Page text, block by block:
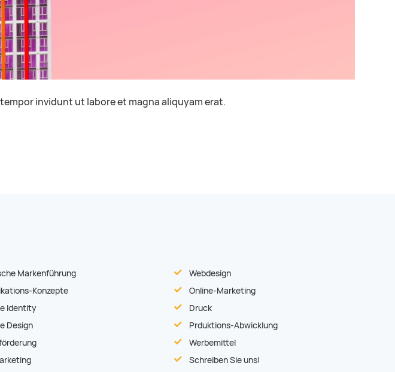
invidunt ut labore et magna aliquyam erat.
Markenführung
Konzepte
Identity
Design
Webdesign
Online-Marketing
Druck
Prduktions-Abwicklung
Werbemittel
Schreiben Sie uns!